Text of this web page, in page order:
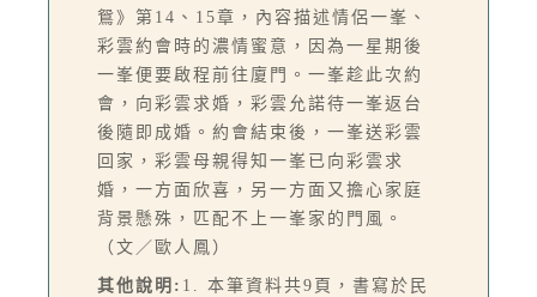
鴛》第14、15章，內容描述情侶一峯、
彩雲約會時的濃情蜜意，因為一星期後
一峯便要啟程前往廈門。一峯趁此次約
會，向彩雲求婚，彩雲允諾待一峯返台
後隨即成婚。約會結束後，一峯送彩雲
回家，彩雲母親得知一峯已向彩雲求
婚，一方面欣喜，另一方面又擔心家庭
背景懸殊，匹配不上一峯家的門風。
（文／歐人鳳）
其他說明: 1. 本筆資料共9頁，書寫於民